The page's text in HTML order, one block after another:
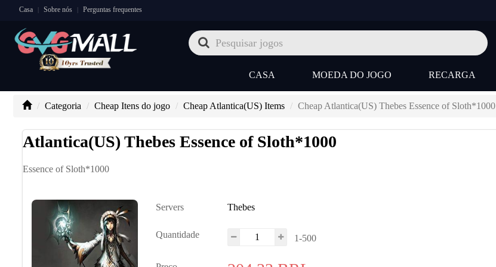
Casa | Sobre nós | Perguntas frequentes
CASA MOEDA DO JOGO RECARGA
Categoria Cheap Itens do jogo Cheap Atlantica(US) Items Cheap Atlantica(US) Thebes Essence of Sloth*1000
Atlantica(US) Thebes Essence of Sloth*1000
Essence of Sloth*1000
Servers Thebes
Quantidade 1-500